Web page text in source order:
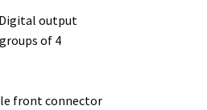
Digital output
of 4
front connector